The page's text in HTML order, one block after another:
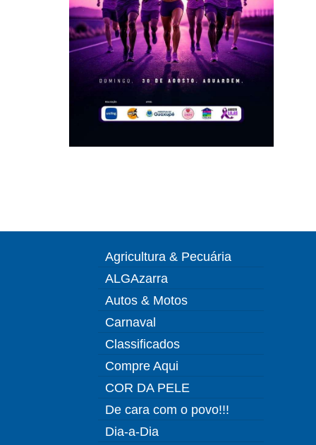
Agricultura & Pecuária
ALGAzarra
Autos & Motos
Carnaval
Classificados
Compre Aqui
COR DA PELE
De cara com o povo!!!
Dia-a-Dia